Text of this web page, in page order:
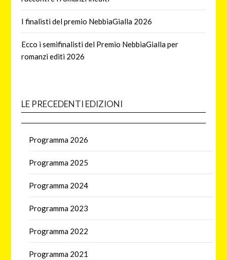
I finalisti del premio NebbiaGialla 2026
Ecco i semifinalisti del Premio NebbiaGialla per
romanzi editi 2026
LE PRECEDENTI EDIZIONI
Programma 2026
Programma 2025
Programma 2024
Programma 2023
Programma 2022
Programma 2021